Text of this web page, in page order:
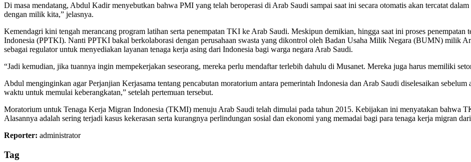
Di masa mendatang, Abdul Kadir menyebutkan bahwa PMI yang telah beroperasi di Arab Saudi sampai saat ini secara otomatis akan tercatat
dengan milik kita,” jelasnya.
Kemendagri kini tengah merancang program latihan serta penempatan TKI ke Arab Saudi. Meskipun demikian, hingga saat ini proses penempatan
Indonesia (PPTKI). Nanti PPTKI bakal berkolaborasi dengan perusahaan swasta yang dikontrol oleh Badan Usaha Milik Negara (BUMN) milik
sebagai regulator untuk menyediakan layanan tenaga kerja asing dari Indonesia bagi warga negara Arab Saudi.
“Jadi kemudian, jika tuannya ingin mempekerjakan seseorang, mereka perlu mendaftar terlebih dahulu di Musanet. Mereka juga harus memiliki
Abdul menginginkan agar Perjanjian Kerjasama tentang pencabutan moratorium antara pemerintah Indonesia dan Arab Saudi diselesaikan
waktu untuk memulai keberangkatan,” setelah pertemuan tersebut.
Moratorium untuk Tenaga Kerja Migran Indonesia (TKMI) menuju Arab Saudi telah dimulai pada tahun 2015. Kebijakan ini menyatakan bahwa
Alasannya adalah sering terjadi kasus kekerasan serta kurangnya perlindungan sosial dan ekonomi yang memadai bagi para tenaga kerja migran
Reporter: administrator
Tag